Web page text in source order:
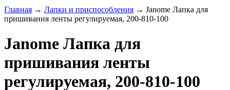
Главная → Лапки и приспособления → Janome Лапка для
пришивания ленты регулируемая, 200-810-100
Janome Лапка для
пришивания ленты
регулируемая, 200-810-100